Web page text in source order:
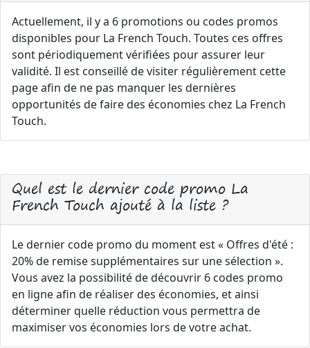
Actuellement, il y a 6 promotions ou codes promos
disponibles pour La French Touch. Toutes ces offres
sont périodiquement vérifiées pour assurer leur
validité. Il est conseillé de visiter régulièrement cette
page afin de ne pas manquer les dernières
opportunités de faire des économies chez La French
Touch.
Quel est le dernier code promo La
French Touch ajouté à la liste ?
Le dernier code promo du moment est « Offres d'été :
20% de remise supplémentaires sur une sélection ».
Vous avez la possibilité de découvrir 6 codes promo
en ligne afin de réaliser des économies, et ainsi
déterminer quelle réduction vous permettra de
maximiser vos économies lors de votre achat.